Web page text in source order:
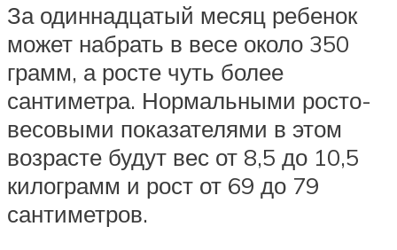
За одиннадцатый месяц ребенок
может набрать в весе около 350
грамм, а росте чуть более
сантиметра. Нормальными росто-
весовыми показателями в этом
возрасте будут вес от 8,5 до 10,5
килограмм и рост от 69 до 79
сантиметров.